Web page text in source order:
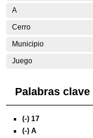
A
Cerro
Municipio
Juego
Palabras clave
(-) 17
(-) A